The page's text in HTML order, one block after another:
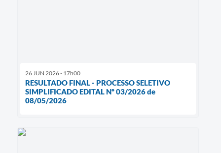
26 JUN 2026 - 17h00
RESULTADO FINAL - PROCESSO SELETIVO
SIMPLIFICADO EDITAL Nº 03/2026 de
08/05/2026